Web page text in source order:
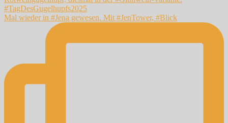
Mal wieder in #Jena gewesen. Mit #JenTower, #Blick